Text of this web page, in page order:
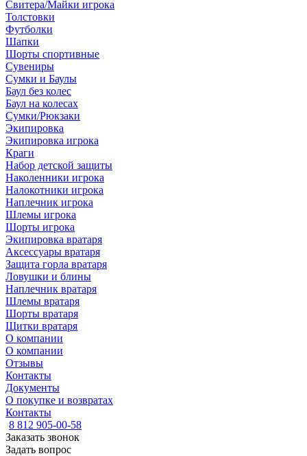
Свитера/Майки игрока
Толстовки
Футболки
Шапки
Шорты спортивные
Сувениры
Сумки и Баулы
Баул без колес
Баул на колесах
Сумки/Рюкзаки
Экипировка
Экипировка игрока
Краги
Набор детской защиты
Наколенники игрока
Налокотники игрока
Наплечник игрока
Шлемы игрока
Шорты игрока
Экипировка вратаря
Аксессуары вратаря
Защита горла вратаря
Ловушки и блины
Наплечник вратаря
Шлемы вратаря
Шорты вратаря
Щитки вратаря
О компании
О компании
Отзывы
Контакты
Документы
О покупке и возвратах
Контакты
8 812 905-00-58
Заказать звонок
Задать вопрос